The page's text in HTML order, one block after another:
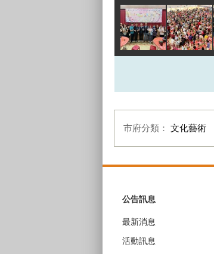
市府分類： 文化藝術
公告訊息
最新消息
活動訊息